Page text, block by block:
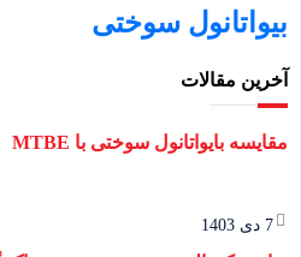
بیواتانول سوختی
آخرین مقالات
مقایسه بایواتانول سوختی با MTBE
7 دی 1403